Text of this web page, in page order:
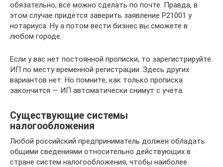
обязательно, всё можно сделать по почте. Правда, в
этом случае придётся заверить заявление Р21001 у
нотариуса. Ну а потом вести бизнес вы сможете в
любом городе.
Если у вас нет постоянной прописки, то зарегистрируйте
ИП по месту временной регистрации. Здесь других
вариантов нет. Но помните, как только прописка
закончится — ИП автоматически снимут с учёта.
Существующие системы
налогообложения
Любой российский предприниматель должен обладать
общими сведениями относительно действующих в
стране систем налогообложения, чтобы наиболее